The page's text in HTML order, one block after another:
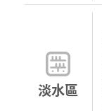
淡水區